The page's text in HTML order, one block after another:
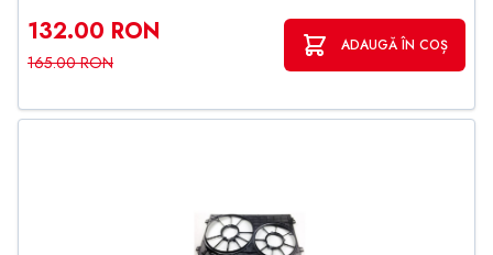
132.00 RON
165.00 RON
ADAUGĂ ÎN COȘ